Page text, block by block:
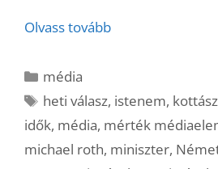
Olvass tovább
Kategória
média
Címkék
heti válasz, istenem,
idők, média, mérték
michael roth, miniszter,